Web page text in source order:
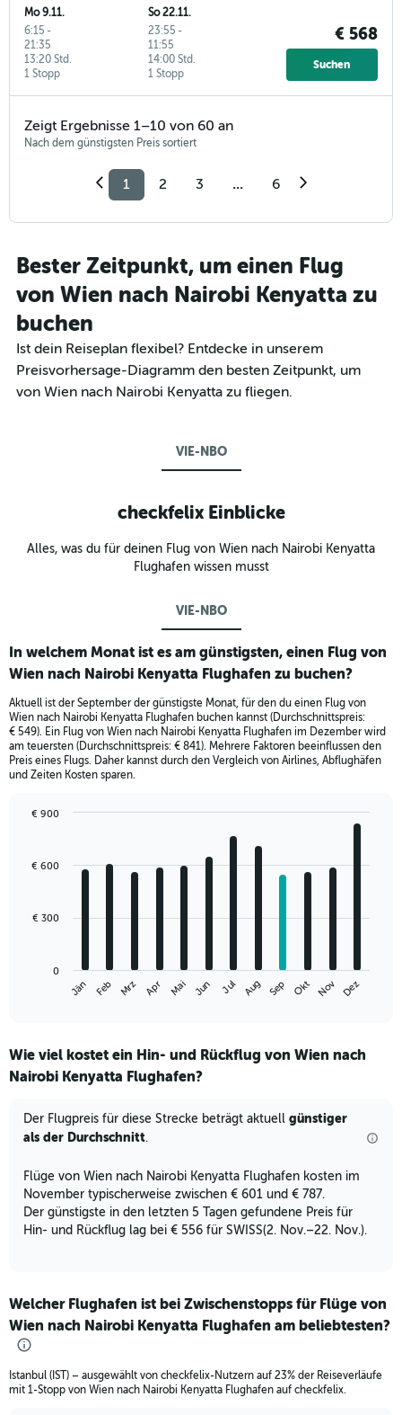
Mo 9.11.
6:15 -
21:35
1 Stopp
13:20 Std.
So 22.11.
23:55 -
11:55
1 Stopp
14:00 Std.
€ 568
Suchen
Zeigt Ergebnisse 1–10 von 60 an
Nach dem günstigsten Preis sortiert
1 2 3 ... 6
Bester Zeitpunkt, um einen Flug
von Wien nach Nairobi Kenyatta zu
buchen
Ist dein Reiseplan flexibel? Entdecke in unserem
Preisvorhersage-Diagramm den besten Zeitpunkt, um
von Wien nach Nairobi Kenyatta zu fliegen.
VIE-NBO
checkfelix Einblicke
Alles, was du für deinen Flug von Wien nach Nairobi Kenyatta
Flughafen wissen musst
VIE-NBO
In welchem Monat ist es am günstigsten, einen Flug von
Wien nach Nairobi Kenyatta Flughafen zu buchen?
Aktuell ist der September der günstigste Monat, für den du einen Flug von
Wien nach Nairobi Kenyatta Flughafen buchen kannst (Durchschnittspreis:
€ 549). Ein Flug von Wien nach Nairobi Kenyatta Flughafen im Dezember wird
am teuersten (Durchschnittspreis: € 841). Mehrere Faktoren beeinflussen den
Preis eines Flugs. Daher kannst durch den Vergleich von Airlines, Abflughäfen
und Zeiten Kosten sparen.
12
The
Range:
12
The
chart
has
Y
axis
displaying
values.
900.
Jän Feb Mrz Apr Mai Jun Jul Aug Sep Okt Nov Dez
0
€ 300
€ 600
€ 900
Wie viel kostet ein Hin- und Rückflug von Wien nach
Nairobi Kenyatta Flughafen?
Der Flugpreis für diese Strecke beträgt aktuell günstiger
als der Durchschnitt.
Flüge von Wien nach Nairobi Kenyatta Flughafen kosten im
November typischerweise zwischen € 601 und € 787.
Der günstigste in den letzten 5 Tagen gefundene Preis für
Hin- und Rückflug lag bei € 556 für SWISS(2. Nov.–22. Nov.).
Welcher Flughafen ist bei Zwischenstopps für Flüge von
Wien nach Nairobi Kenyatta Flughafen am beliebtesten?
Istanbul (IST) – ausgewählt von checkfelix-Nutzern auf 23% der Reiseverläufe
mit 1-Stopp von Wien nach Nairobi Kenyatta Flughafen auf checkfelix.